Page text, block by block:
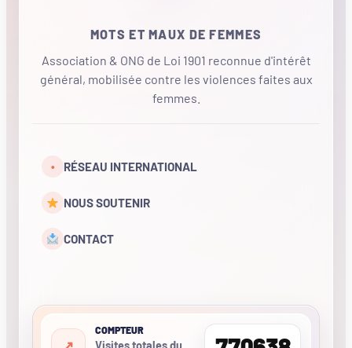
MOTS ET MAUX DE FEMMES
Association & ONG de Loi 1901 reconnue d'intérêt
général, mobilisée contre les violences faites aux
femmes.
• RÉSEAU INTERNATIONAL
NOUS SOUTENIR
CONTACT
COMPTEUR
Visites totales du